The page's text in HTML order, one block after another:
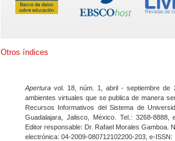
Otros índices
Apertura vol. 18, núm. 1, abril - septiembre de
ambientes virtuales que se publica de manera
Recursos Informativos del Sistema de
Guadalajara, Jalisco, México. Tel.: 3268-
Editor responsable: Dr. Rafael Morales Gamboa.
electrónica: 04-2009-080712102200-203, e-